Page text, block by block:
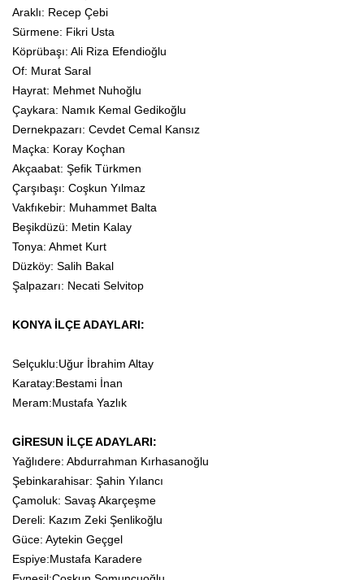
Araklı: Recep Çebi
Sürmene: Fikri Usta
Köprübaşı: Ali Riza Efendioğlu
Of: Murat Saral
Hayrat: Mehmet Nuhoğlu
Çaykara: Namık Kemal Gedikoğlu
Dernekpazarı: Cevdet Cemal Kansız
Maçka: Koray Koçhan
Akçaabat: Şefik Türkmen
Çarşıbaşı: Coşkun Yılmaz
Vakfıkebir: Muhammet Balta
Beşikdüzü: Metin Kalay
Tonya: Ahmet Kurt
Düzköy: Salih Bakal
Şalpazarı: Necati Selvitop
KONYA İLÇE ADAYLARI:
Selçuklu:Uğur İbrahim Altay
Karatay:Bestami İnan
Meram:Mustafa Yazlık
GİRESUN İLÇE ADAYLARI:
Yağlıdere: Abdurrahman Kırhasanoğlu
Şebinkarahisar: Şahin Yılancı
Çamoluk: Savaş Akarçeşme
Dereli: Kazım Zeki Şenlikoğlu
Güce: Aytekin Geçgel
Espiye:Mustafa Karadere